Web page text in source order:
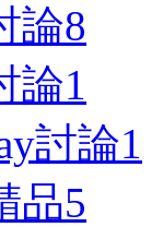
論8
論1
討論1
品5